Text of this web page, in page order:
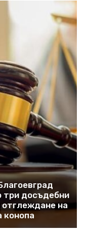
три досъдебни
отглеждане на
конопа